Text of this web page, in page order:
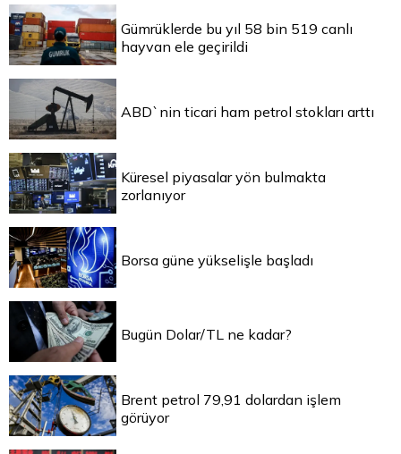
Gümrüklerde bu yıl 58 bin 519 canlı
hayvan ele geçirildi
ABD`nin ticari ham petrol stokları arttı
Küresel piyasalar yön bulmakta
zorlanıyor
Borsa güne yükselişle başladı
Bugün Dolar/TL ne kadar?
Brent petrol 79,91 dolardan işlem
görüyor